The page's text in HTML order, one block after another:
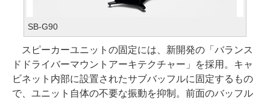
SB-G90
スピーカーユニットの固定には、新開発の「バランス
ドドライバーマウントアーキテクチャー」を採用。キャ
ビネット内部に設置されたサブバッフルに固定するもの
で、ユニット自体の不要な振動を抑制。前面のバッフル